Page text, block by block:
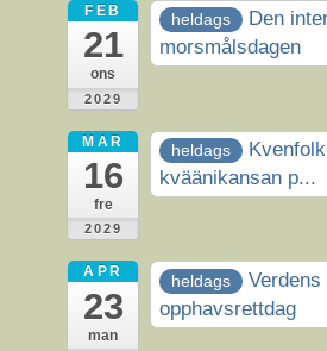
FEB
21
ons
2029
heldags
Den
morsmålsdagen
MAR
16
fre
2029
heldags
kväänikansan p...
APR
23
man
heldags
opphavsrettdag